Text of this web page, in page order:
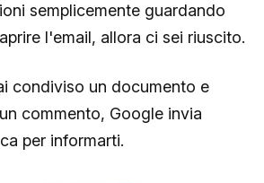
semplicemente guardando
l'email, allora ci sei riuscito.
condiviso un documento e
commento, Google invia
per informarti.